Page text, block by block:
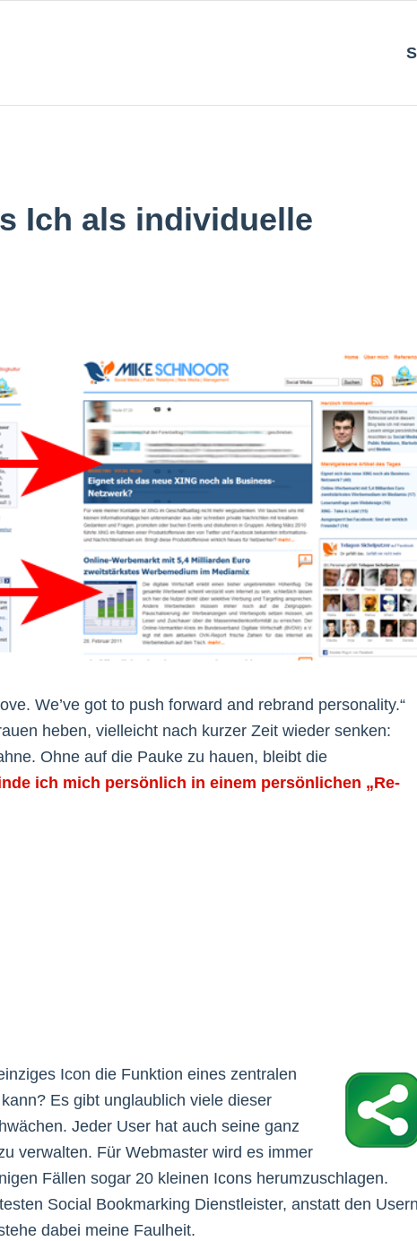
Ich als individuelle
We’ve got to push forward and rebrand personality.“
heben, vielleicht nach kurzer Zeit wieder senken:
Ohne auf die Pauke zu hauen, bleibt die
ich mich persönlich in einem persönlichen „Re-
Icon die Funktion eines zentralen
Es gibt unglaublich viele dieser
Jeder User hat auch seine ganz
verwalten. Für Webmaster wird es immer
Fällen sogar 20 kleinen Icons herumzuschlagen.
Social Bookmarking Dienstleister, anstatt den
dabei meine Faulheit.